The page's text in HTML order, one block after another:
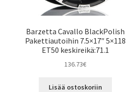
Barzetta Cavallo BlackPolish
Pakettiautoihin 7.5×17″ 5×118
ET50 keskireikä:71.1
136.73€
Lisää ostoskoriin